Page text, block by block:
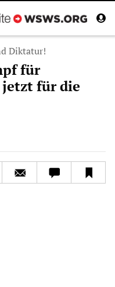
Diktatur!
für
jetzt für die